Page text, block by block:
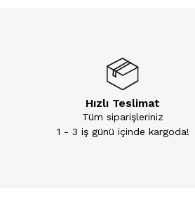
Hızlı Teslimat
Tüm siparişleriniz
1 - 3 iş günü içinde kargoda!